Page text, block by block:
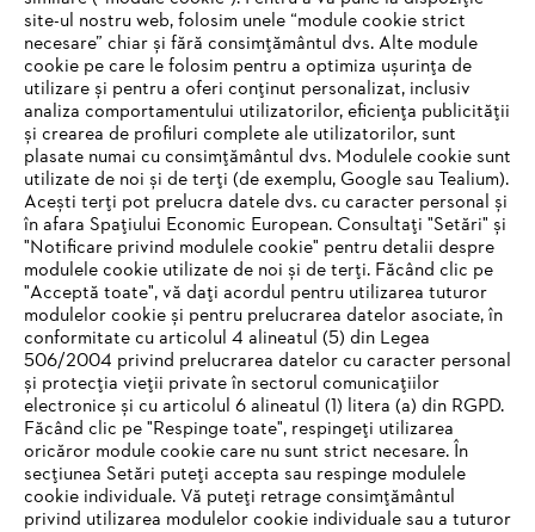
#STIHL
STIHL Romania
Informaţii Utile
IHR BROWSER WIRD NICHT
UNTERSTÜTZT
site-ul nostru web, folosim unele “module cookie strict
necesare” chiar și fără consimțământul dvs. Alte module
cookie pe care le folosim pentru a optimiza ușurința de
utilizare și pentru a oferi conținut personalizat, inclusiv
analiza comportamentului utilizatorilor, eficiența publicității
și crearea de profiluri complete ale utilizatorilor, sunt
plasate numai cu consimțământul dvs. Modulele cookie sunt
utilizate de noi și de terți (de exemplu, Google sau Tealium).
Acești terți pot prelucra datele dvs. cu caracter personal și
în afara Spațiului Economic European. Consultați "Setări" și
"Notificare privind modulele cookie" pentru detalii despre
modulele cookie utilizate de noi și de terți. Făcând clic pe
"Acceptă toate", vă dați acordul pentru utilizarea tuturor
modulelor cookie și pentru prelucrarea datelor asociate, în
conformitate cu articolul 4 alineatul (5) din Legea
506/2004 privind prelucrarea datelor cu caracter personal
și protecția vieții private în sectorul comunicațiilor
electronice și cu articolul 6 alineatul (1) litera (a) din RGPD.
Făcând clic pe "Respinge toate", respingeți utilizarea
oricăror module cookie care nu sunt strict necesare. În
secțiunea Setări puteți accepta sau respinge modulele
cookie individuale. Vă puteți retrage consimțământul
privind utilizarea modulelor cookie individuale sau a tuturor